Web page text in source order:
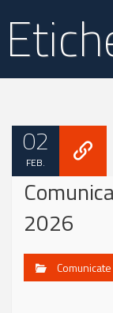
02
FEB.
2026
Comunicate